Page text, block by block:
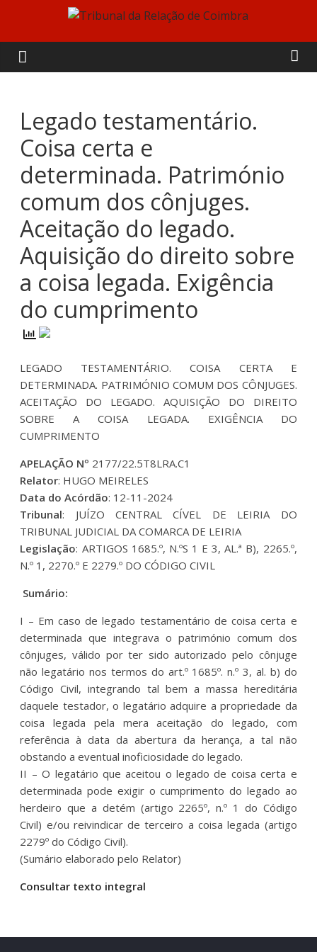
content
Tribunal
da
Relação
de
Coimbra
Legado testamentário.
Coisa certa e
determinada. Património
comum dos cônjuges.
Aceitação do legado.
Aquisição do direito sobre
a coisa legada. Exigência
do cumprimento
LEGADO TESTAMENTÁRIO. COISA CERTA E
DETERMINADA. PATRIMÓNIO COMUM DOS CÔNJUGES.
ACEITAÇÃO DO LEGADO. AQUISIÇÃO DO DIREITO
SOBRE A COISA LEGADA. EXIGÊNCIA DO
CUMPRIMENTO
APELAÇÃO Nº 2177/22.5T8LRA.C1
Relator: HUGO MEIRELES
Data do Acórdão: 12-11-2024
Tribunal: JUÍZO CENTRAL CÍVEL DE LEIRIA DO
TRIBUNAL JUDICIAL DA COMARCA DE LEIRIA
Legislação: ARTIGOS 1685.º, N.ºS 1 E 3, AL.ª B), 2265.º,
N.º 1, 2270.º E 2279.º DO CÓDIGO CIVIL
Sumário:
I – Em caso de legado testamentário de coisa certa e
determinada que integrava o património comum dos
cônjuges, válido por ter sido autorizado pelo cônjuge
não legatário nos termos do art.º 1685º. n.º 3, al. b) do
Código Civil, integrando tal bem a massa hereditária
daquele testador, o legatário adquire a propriedade da
coisa legada pela mera aceitação do legado, com
referência à data da abertura da herança, a tal não
obstando a eventual inoficiosidade do legado.
II – O legatário que aceitou o legado de coisa certa e
determinada pode exigir o cumprimento do legado ao
herdeiro que a detém (artigo 2265º, n.º 1 do Código
Civil) e/ou reivindicar de terceiro a coisa legada (artigo
2279º do Código Civil).
(Sumário elaborado pelo Relator)
Consultar texto integral